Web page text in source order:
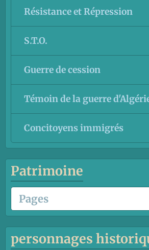
Résistance et Répression
S.T.O.
Guerre de cession
Témoin de la guerre
Concitoyens immigrés
Patrimoine
personnages